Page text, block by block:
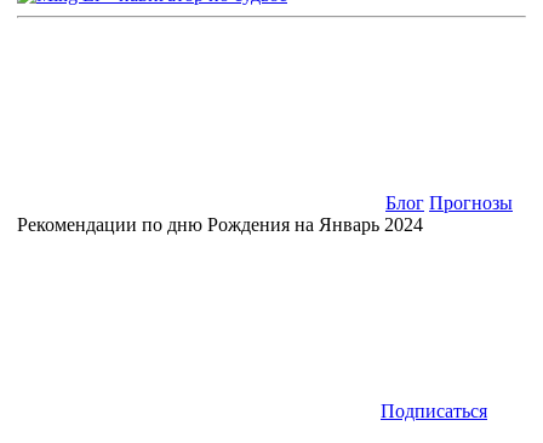
Блог Прогнозы
Рекомендации по дню Рождения на Январь 2024
Подписаться